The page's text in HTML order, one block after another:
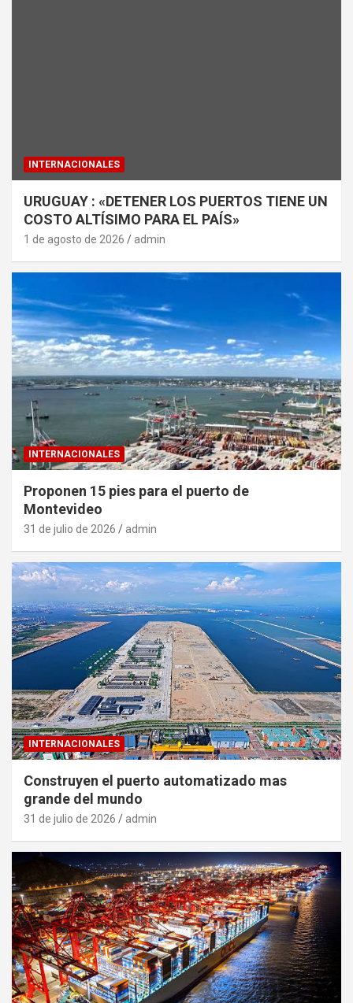
INTERNACIONALES
URUGUAY : «DETENER LOS PUERTOS TIENE UN
COSTO ALTÍSIMO PARA EL PAÍS»
1 de agosto de 2026 admin
INTERNACIONALES
Proponen 15 pies para el puerto de
Montevideo
31 de julio de 2026 admin
INTERNACIONALES
Construyen el puerto automatizado mas
grande del mundo
31 de julio de 2026 admin